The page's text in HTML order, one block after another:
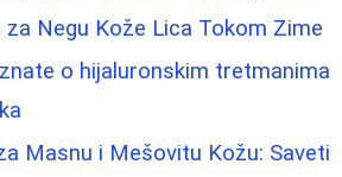
Negu Kože Lica Tokom Zime
o hijaluronskim tretmanima
Masnu i Mešovitu Kožu: Saveti